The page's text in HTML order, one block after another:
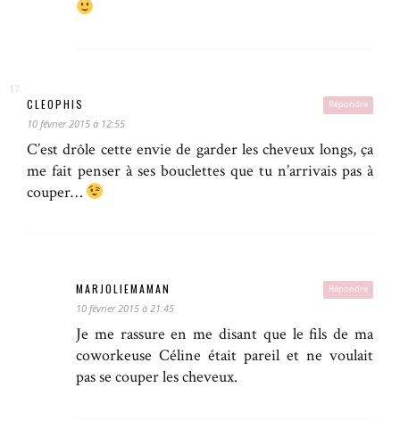
Répondre
CLEOPHIS
10 février 2015 à 12:55
C’est drôle cette envie de garder les cheveux longs, ça
me fait penser à ses bouclettes que tu n’arrivais pas à
couper…
Répondre
MARJOLIEMAMAN
10 février 2015 à 21:45
Je me rassure en me disant que le fils de ma
coworkeuse Céline était pareil et ne voulait
pas se couper les cheveux.